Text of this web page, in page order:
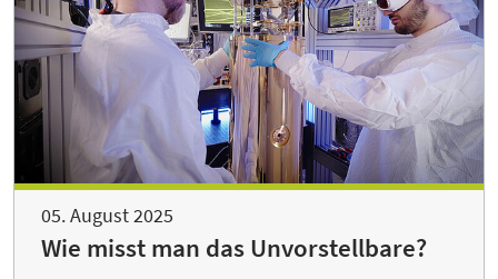
05. August 2025
Wie misst man das Unvorstellbare?